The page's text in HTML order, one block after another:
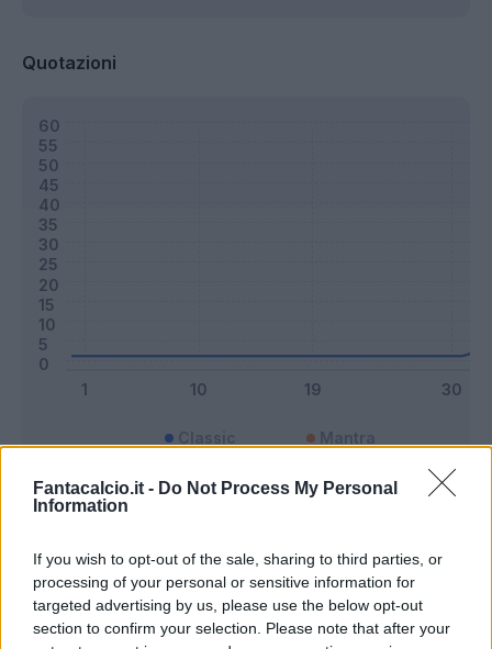
Fantacalcio.it - Do Not Process My Personal
Information
If you wish to opt-out of the sale, sharing to third parties, or
processing of your personal or sensitive information for
targeted advertising by us, please use the below opt-out
section to confirm your selection. Please note that after your
Quotazioni
Classic Mantra
Riepilogo stagione
Titolare
Entrato 0 - 0
Squalificato